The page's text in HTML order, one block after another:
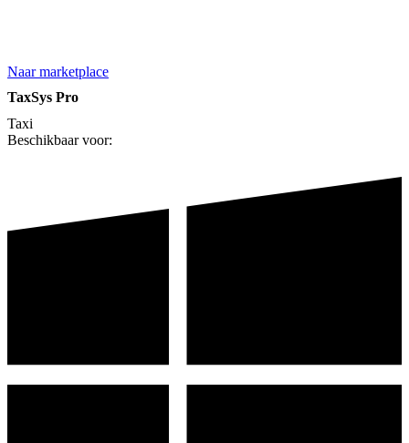
Naar marketplace
TaxSys Pro
Taxi
Beschikbaar voor: